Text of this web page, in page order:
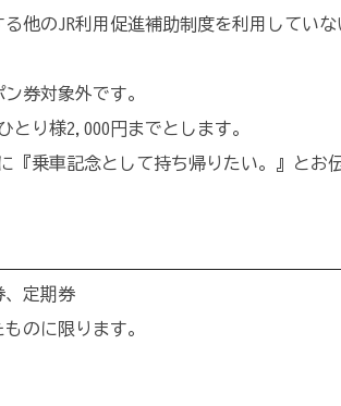
他のJR利用促進補助制度を利用していな
券対象外です。
り様2,000円までとします。
乗車記念として持ち帰りたい。』とお伝
、定期券
のに限ります。